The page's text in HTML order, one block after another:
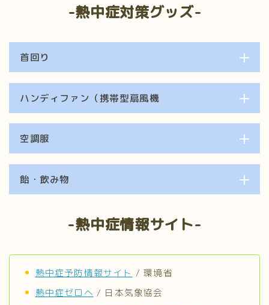
-熱中症対策グッズ-
首回り
ハンディファン（携帯型扇風機
空調服
飴・飲み物
-熱中症情報サイト-
熱中症予防情報サイト / 環境省
熱中症ゼロへ / 日本気象協会